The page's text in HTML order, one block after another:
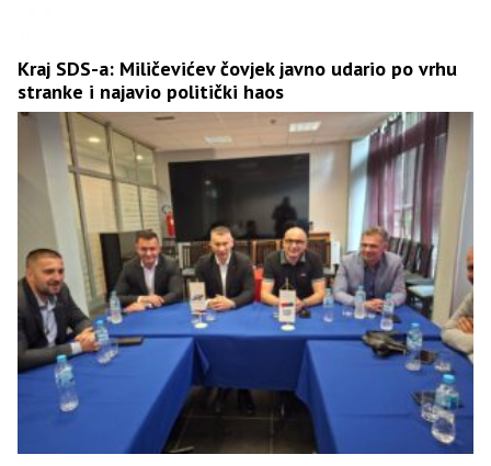
Kraj SDS-a: Miličevićev čovjek javno udario po vrhu
stranke i najavio politički haos